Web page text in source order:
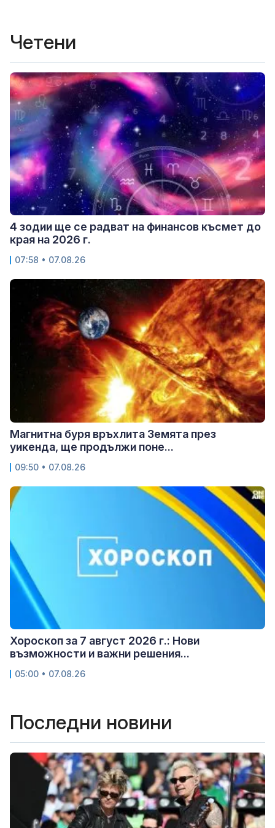
Четени
4 зодии ще се радват на финансов късмет до
края на 2026 г.
07:58 • 07.08.26
Магнитна буря връхлита Земята през
уикенда, ще продължи поне...
09:50 • 07.08.26
Хороскоп за 7 август 2026 г.: Нови
възможности и важни решения...
05:00 • 07.08.26
Последни новини